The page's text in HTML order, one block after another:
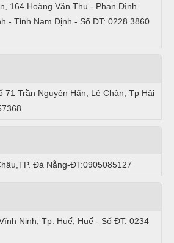
164 Hoàng Văn Thụ - Phan Đình
- Tỉnh Nam Định - Số ĐT: 0228 3860
71 Trần Nguyên Hãn, Lê Chân, Tp Hải
Đà Nẵng-ĐT:0905085127
Ninh, Tp. Huế, Huế - Số ĐT: 0234